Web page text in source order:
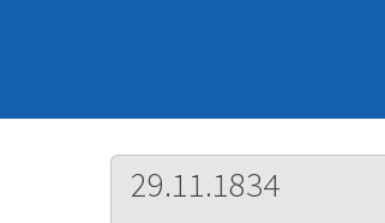
29.11.1834